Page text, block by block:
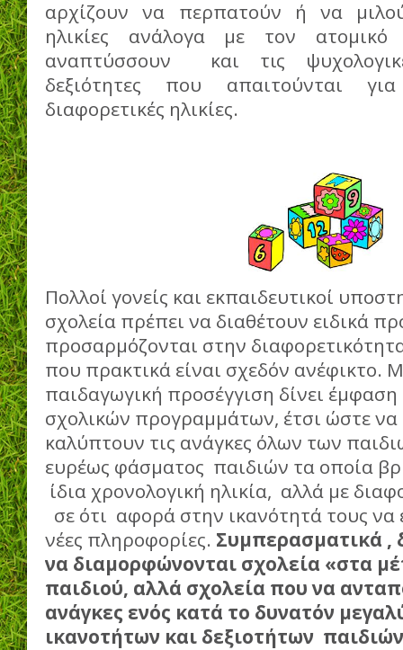
αρχίζουν να περπατούν ή να
ηλικίες ανάλογα με τον
αναπτύσσουν και τις
δεξιότητες που απαιτούνται
διαφορετικές ηλικίες.
Πολλοί γονείς και εκπαιδευτικοί
σχολεία πρέπει να διαθέτουν ειδικά
προσαρμόζονται στην
που πρακτικά είναι σχεδόν ανέφικτο.
παιδαγωγική προσέγγιση δίνει
σχολικών προγραμμάτων, έτσι ώστε
καλύπτουν τις ανάγκες όλων των
ευρέως φάσματος παιδιών τα οποία
ίδια χρονολογική ηλικία, αλλά με
σε ότι αφορά στην ικανότητά τους να
νέες πληροφορίες. Συμπερασματικά ,
να διαμορφώνονται σχολεία «στα
παιδιού, αλλά σχολεία που να
ανάγκες ενός κατά το δυνατόν
ικανοτήτων και δεξιοτήτων παιδιών